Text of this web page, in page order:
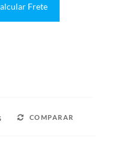
Frete
COMPARAR